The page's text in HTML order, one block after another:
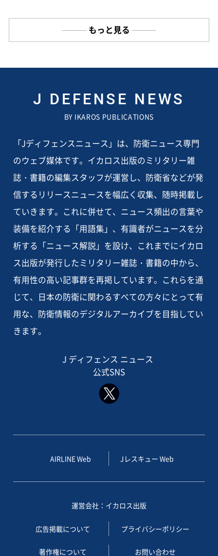
もっと見る
J DEFENSE NEWS
BY IKAROS PUBLICATIONS
「Jディフェンスニュース」は、防衛ニュース専門
のウェブ媒体です。イカロス出版のミリタリー雑
誌・書籍の編集スタッフが運営し、防衛省などが発
信するリリースニュースを幅広く収集、随時掲載し
ていきます。これに併せて、ニュース頻出の言葉や
装備を紹介する「用語集」、有識者がニュースを分
析する「ニュース解説」を設け、これまでにイカロ
ス出版が発行したミリタリー雑誌・書籍の中から、
有用性の高い記事群を再掲しています。これらを通
じて、日本の防衛に関わるすべての方々にとって有
用な、防衛情報のデジタルアーカイブを目指してい
きます。
J ディフェンス ニュース
公式SNS
AIRLINE Web Jレスキュー Web
運営会社：イカロス出版
広告掲載について プライバシーポリシー
著作権について お問い合わせ